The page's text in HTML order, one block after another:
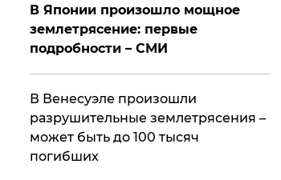
В Японии произошло мощное
землетрясение: первые
подробности – СМИ
В Венесуэле произошли
разрушительные землетрясения –
может быть до 100 тысяч
погибших